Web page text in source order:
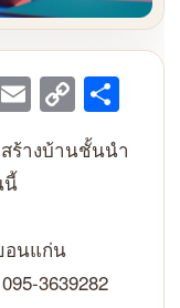
Email
Copy
Link
ร้างบ้านชั้นนำ
นี้
อนแก่น
3639282